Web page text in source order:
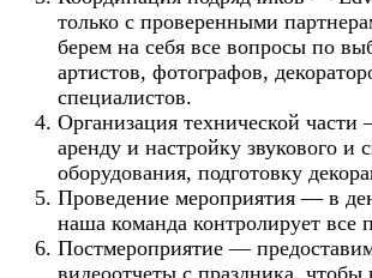
только с проверенными
берем на себя все вопросы по
артистов, фотографов,
специалистов.
Организация технической
аренду и настройку звукового и
оборудования, подготовку
Проведение мероприятия — в
наша команда контролирует все
Постмероприятие —